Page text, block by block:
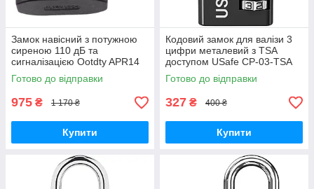
Замок навісний з потужною
сиреною 110 дБ та
сигналізацією Ootdty APR14
для захисту GoodPlace -
worry-free-shopping-
Готово до відправки
975 ₴ 1 170 ₴
Купити
Кодовий замок для валізи 3
цифри металевий з TSA
доступом USafe CP-03-TSA
GoodPlace -worry-free-
shopping-
Готово до відправки
327 ₴ 400 ₴
Купити